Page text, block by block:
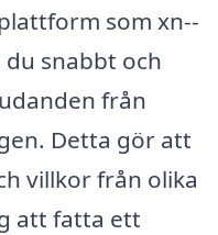
som xn--
snabbt och
från
Detta gör att
villkor från olika
att fatta ett